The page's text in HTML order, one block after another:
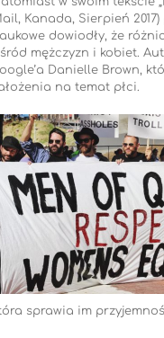
Kanada, Sierpień
dowiodły, że
mężczyzn i kobiet.
Danielle Brown,
na temat płci.
sprawia im